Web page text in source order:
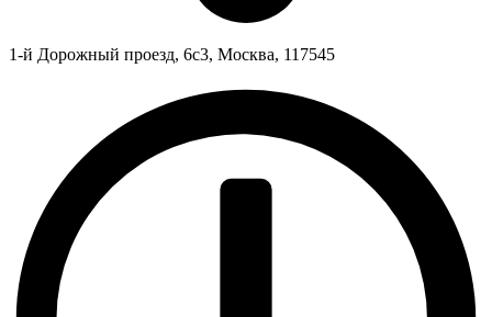
1-й Дорожный проезд, 6с3, Москва, 117545